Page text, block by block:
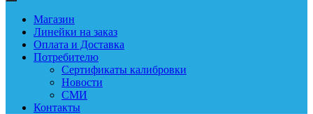
Магазин
Линейки на заказ
Оплата и Доставка
Потребителю
Сертификаты калибровки
Новости
СМИ
Контакты